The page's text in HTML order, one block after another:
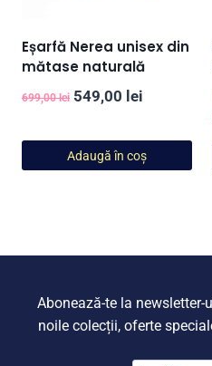
Eșarfă Nerea unisex din
mătase naturală
699,00lei Prețul
a
fost:
549,00 lei
este:
549,00
Adaugă în coș
Abonează-te la
noile colecții, oferte